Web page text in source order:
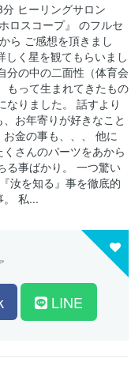
ヒーリングサロン
ロスコープ』 のフルセ
ら ご感想を頂きまし
く星を観てもらいまし
分の中の二面性（体育会
もって生まれてきたもの
なりました。 話すより
お年寄りが好きなこと
金の事も、、、 他に
さんのパーツをあから
る事ばかり。 一つ驚い
汝を知る』事を徹底的
。 私...
LINE